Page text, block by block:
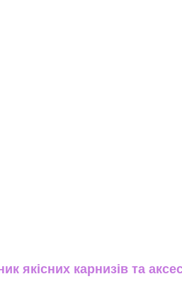
якісних карнизів та